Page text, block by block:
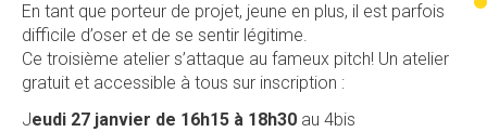
En tant que porteur de projet, jeune en plus, il est parfois
difficile d’oser et de se sentir légitime.
Ce troisième atelier s’attaque au fameux pitch! Un atelier
gratuit et accessible à tous sur inscription :
Jeudi 27 janvier de 16h15 à 18h30 au 4bis